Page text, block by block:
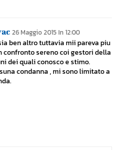
26 Maggio 2015 In 12:00
ben altro tuttavia mii pareva piu
confronto sereno coi gestori della
dei quali conosco e stimo.
condanna , mi sono limitato a